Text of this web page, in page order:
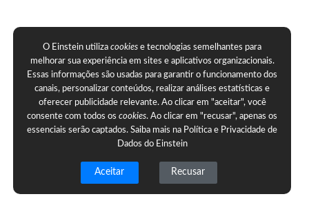
O Einstein utilizacookies e tecnologias semelhantes para
melhorar sua experiência em sites e aplicativos organizacionais.
Essas informações são usadas para garantir o funcionamento dos
canais, personalizar conteúdos, realizar análises estatísticas e
oferecer publicidade relevante. Ao clicar em "aceitar", você
consente com todos oscookies. Ao clicar em "recusar", apenas os
essenciais serão captados. Saiba mais na Política e Privacidade de
Dados do Einstein
Aceitar Recusar